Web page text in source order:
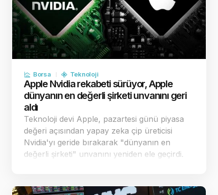
Borsa Teknoloji
Apple Nvidia rekabeti sürüyor, Apple
dünyanın en değerli şirketi unvanını geri
aldı
Teknoloji devi Apple, pazartesi günü piyasa
değeri açısından yapay zeka çip üreticisi
Nvidia'yı geride bırakarak "dünyanın en
değerli şirketi" unvanını yeniden ele geçirdi.
pozi…